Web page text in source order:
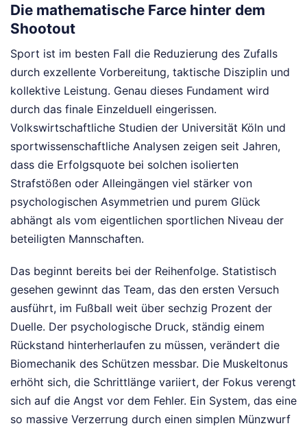
Die mathematische Farce hinter dem
Shootout
Sport ist im besten Fall die Reduzierung des Zufalls
durch exzellente Vorbereitung, taktische Disziplin und
kollektive Leistung. Genau dieses Fundament wird
durch das finale Einzelduell eingerissen.
Volkswirtschaftliche Studien der Universität Köln und
sportwissenschaftliche Analysen zeigen seit Jahren,
dass die Erfolgsquote bei solchen isolierten
Strafstößen oder Alleingängen viel stärker von
psychologischen Asymmetrien und purem Glück
abhängt als vom eigentlichen sportlichen Niveau der
beteiligten Mannschaften.
Das beginnt bereits bei der Reihenfolge. Statistisch
gesehen gewinnt das Team, das den ersten Versuch
ausführt, im Fußball weit über sechzig Prozent der
Duelle. Der psychologische Druck, ständig einem
Rückstand hinterherlaufen zu müssen, verändert die
Biomechanik des Schützen messbar. Die Muskeltonus
erhöht sich, die Schrittlänge variiert, der Fokus verengt
sich auf die Angst vor dem Fehler. Ein System, das eine
so massive Verzerrung durch einen simplen Münzwurf